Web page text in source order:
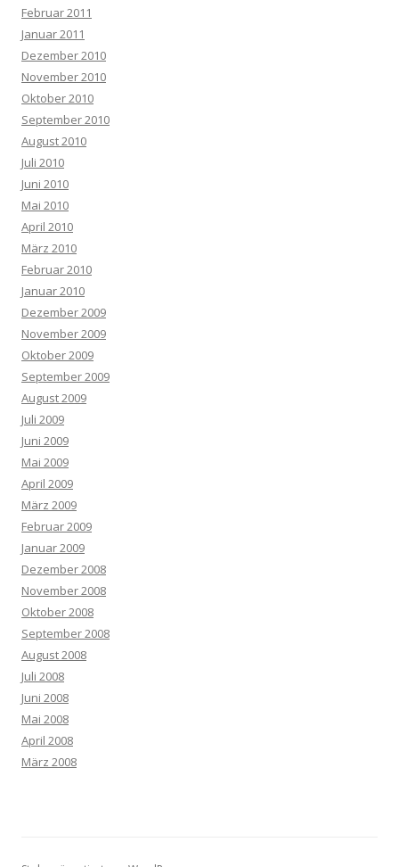
Februar 2011
Januar 2011
Dezember 2010
November 2010
Oktober 2010
September 2010
August 2010
Juli 2010
Juni 2010
Mai 2010
April 2010
März 2010
Februar 2010
Januar 2010
Dezember 2009
November 2009
Oktober 2009
September 2009
August 2009
Juli 2009
Juni 2009
Mai 2009
April 2009
März 2009
Februar 2009
Januar 2009
Dezember 2008
November 2008
Oktober 2008
September 2008
August 2008
Juli 2008
Juni 2008
Mai 2008
April 2008
März 2008